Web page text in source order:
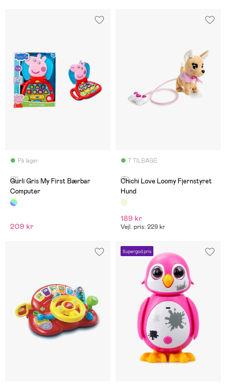
På lager
(0)
Gurli Gris My First Bærbar
Computer
209 kr
7 TILBAGE
(5)
Chichi Love Loomy Fjernstyret
Hund
189 kr
Vejl. pris: 229 kr
Supergod pris